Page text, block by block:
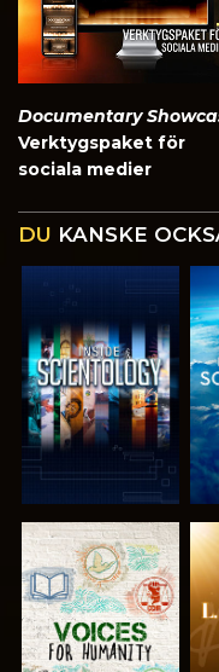
Documentary
Verktygspaket för
sociala medier
DU KANSKE
UTFORSKA
SERIEN